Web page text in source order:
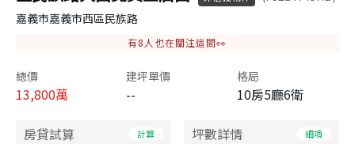
嘉義市嘉義市西區民族路
有8 人也在關注這間👀
總價
13,800萬
建坪單價
--
格局
10房5廳6衛
房貸試算 計算 坪數詳情 細項